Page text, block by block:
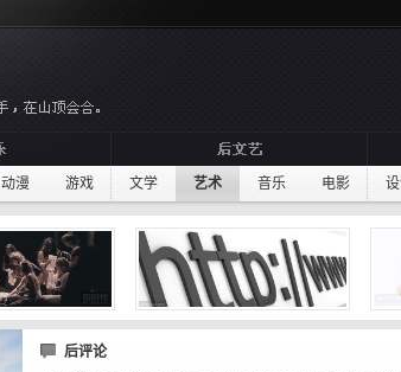
动漫 游戏 文学 艺术 音乐 电影
后评论